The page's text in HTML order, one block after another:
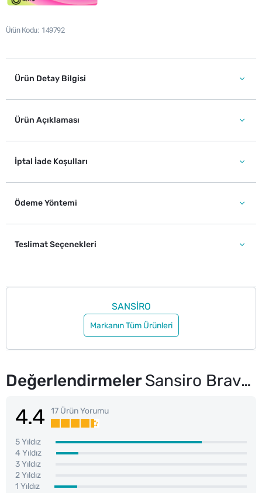
Ürün Kodu 149792
Ürün Detay Bilgisi
Ürün Açıklaması
İptal İade Koşulları
Ödeme Yöntemi
Teslimat Seçenekleri
SANSİRO
Markanın Tüm Ürünleri
DeğerlendirmelerSansiro Brave Erkek Parfüm EDT 100 ml
4.4 17 Ürün Yorumu
5 Yıldız
4 Yıldız
3 Yıldız
2 Yıldız
1 Yıldız